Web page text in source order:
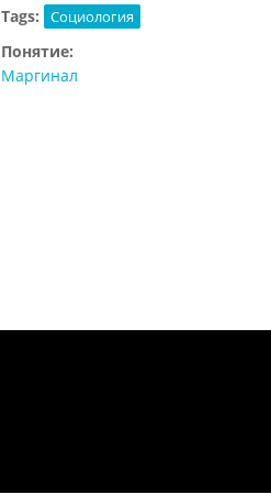
Tags: Социология
Понятие:
Маргинал